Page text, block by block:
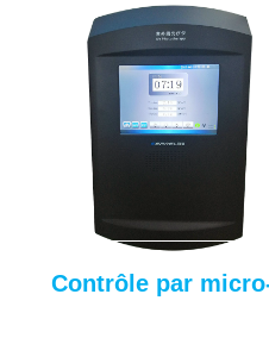
Contrôle par